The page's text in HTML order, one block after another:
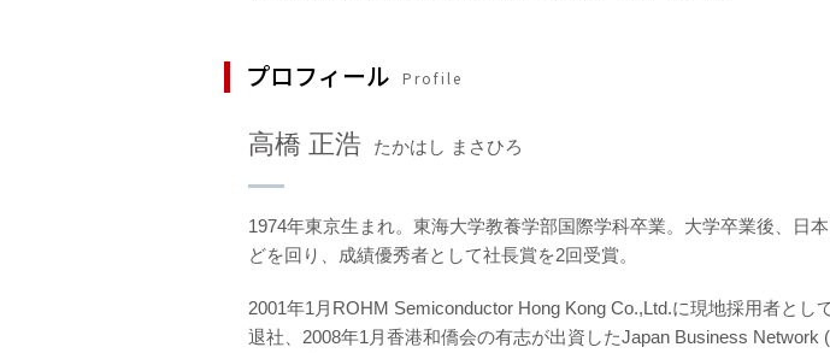
プロフィール Profile
高橋 正浩 たかはし まさひろ
1974年東京生まれ。東海大学教養学部国際学科卒業。大学卒業後、日
どを回り、成績優秀者として社長賞を2回受賞。
2001年1月ROHM Semiconductor Hong Kong Co.,Ltd.に現地採用者と
退社、2008年1月香港和僑会の有志が出資したJapan Business